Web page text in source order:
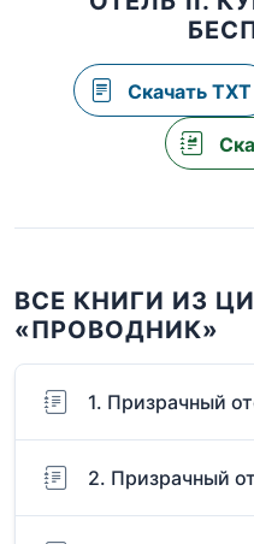
Скачать TXT
ВСЕ КНИГИ ИЗ
«ПРОВОДНИК»
1. Призрачный
2. Призрачный